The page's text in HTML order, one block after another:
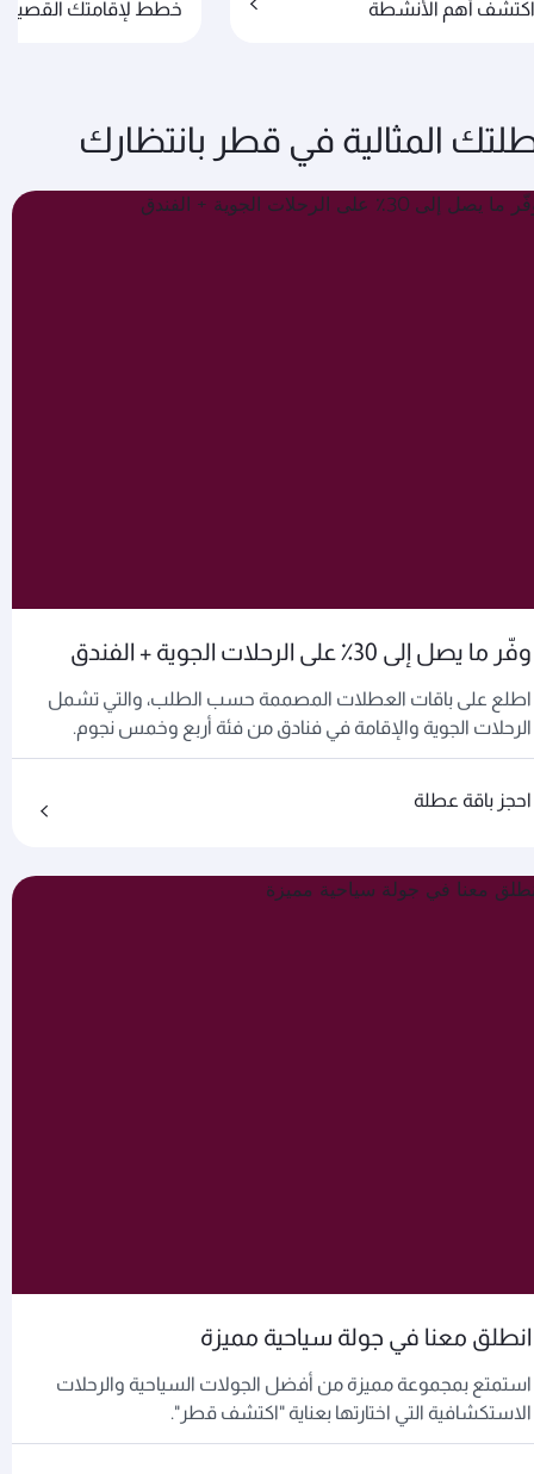
اكتشف أهم الأنشطة خطط لإقامتك القصيرة
المثالية في قطر بانتظارك
وفّر ما يصل إلى 30٪ على الرحلات الجوية + الفندق
اطلع على باقات العطلات المصممة حسب الطلب، والتي تشمل
الرحلات الجوية والإقامة في فنادق من فئة أربع وخمس نجوم.
احجز باقة عطلة
انطلق معنا في جولة سياحية مميزة
استمتع بمجموعة مميزة من أفضل الجولات السياحية والرحلات
الاستكشافية التي اختارتها بعناية "اكتشف قطر".